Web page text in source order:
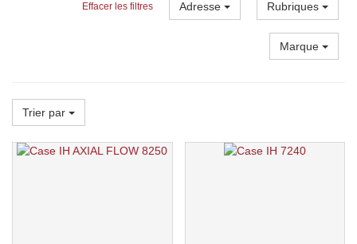
Effacer les filtres Adresse Rubriques
Marque
Trier par